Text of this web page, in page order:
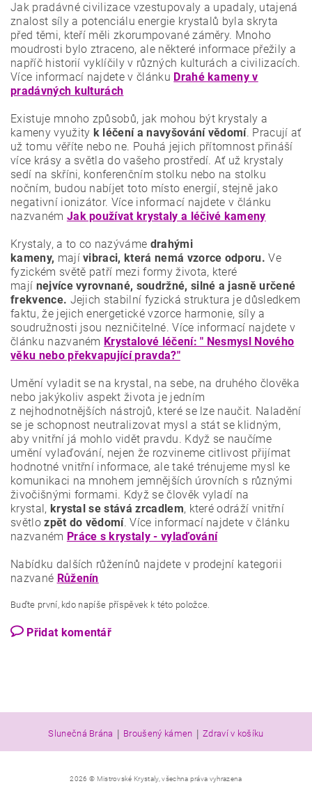
Jak pradávné civilizace vzestupovaly a upadaly, utajená
znalost síly a potenciálu energie krystalů byla skryta
před těmi, kteří měli zkorumpované záměry. Mnoho
moudrosti bylo ztraceno, ale některé informace přežily a
napříč historií vyklíčily v různých kulturách a civilizacích.
Více informací najdete v článku Drahé kameny v
pradávných kulturách
Existuje mnoho způsobů, jak mohou být krystaly a
kameny využity k léčení a navyšování vědomí. Pracují ať
už tomu věříte nebo ne. Pouhá jejich přítomnost přináší
více krásy a světla do vašeho prostředí. Ať už krystaly
sedí na skříni, konferenčním stolku nebo na stolku
nočním, budou nabíjet toto místo energií, stejně jako
negativní ionizátor. Více informací najdete v článku
nazvaném Jak používat krystaly a léčivé kameny
Krystaly, a to co nazýváme drahými
kameny, majívibraci, která nemá vzorce odporu. Ve
fyzickém světě patří mezi formy života, které
mají nejvíce vyrovnané, soudržné, silné a jasně určené
frekvence. Jejich stabilní fyzická struktura je důsledkem
faktu, že jejich energetické vzorce harmonie, síly a
soudružnosti jsou nezničitelné. Více informací najdete v
článku nazvaném Krystalové léčení: " Nesmysl Nového
věku nebo překvapující pravda?"
Umění vyladit se na krystal, na sebe, na druhého člověka
nebo jakýkoliv aspekt života je jedním
z nejhodnotnějších nástrojů, které se lze naučit. Naladění
se je schopnost neutralizovat mysl a stát se klidným,
aby vnitřní já mohlo vidět pravdu. Když se naučíme
umění vylaďování, nejen že rozvineme citlivost přijímat
hodnotné vnitřní informace, ale také trénujeme mysl ke
komunikaci na mnohem jemnějších úrovních s různými
živočišnými formami. Když se člověk vyladí na
krystal, krystal se stává zrcadlem, které odráží vnitřní
světlozpět do vědomí. Více informací najdete v článku
nazvaném Práce s krystaly - vylaďování
Nabídku dalších růženínů najdete v prodejní kategorii
nazvané Růženín
Buďte první, kdo napíše příspěvek k této položce.
Přidat komentář
Slunečná Brána | Broušený kámen | Zdraví v košíku
2026 © Mistrovské Krystaly, všechna práva vyhrazena